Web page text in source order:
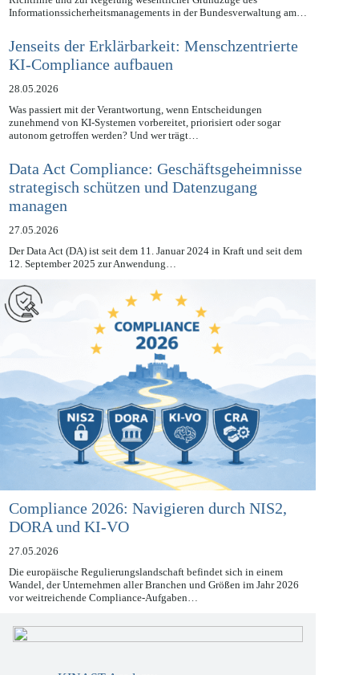
Mit der Verkündung des Gesetzes zur Umsetzung der NIS-2-
Richtlinie und zur Regelung wesentlicher Grundzüge des
Jenseits der Erklärbarkeit: Menschzentrierte
KI-Compliance aufbauen
28.05.2026
Was passiert mit der Verantwortung, wenn Entscheidungen
zunehmend von KI-Systemen vorbereitet, priorisiert oder sogar
Data Act Compliance: Geschäftsgeheimnisse
strategisch schützen und Datenzugang
managen
27.05.2026
Der Data Act (DA) ist seit dem 11. Januar 2024 in Kraft und seit dem
Compliance 2026: Navigieren durch NIS2,
DORA und KI-VO
27.05.2026
Die europäische Regulierungslandschaft befindet sich in einem
Wandel, der Unternehmen aller Branchen und Größen im Jahr 2026